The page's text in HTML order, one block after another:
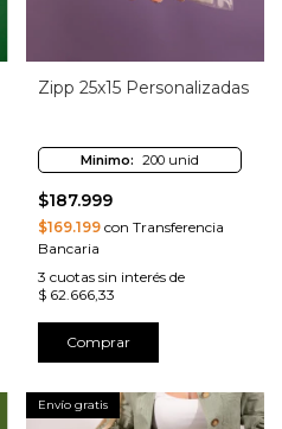
Zipp 25x15 Personalizadas
Minimo: 200 unid
$187.999
$169.199con Transferencia
Bancaria
3 cuotas sin interés de
$ 62.666,33
Comprar
Envío gratis